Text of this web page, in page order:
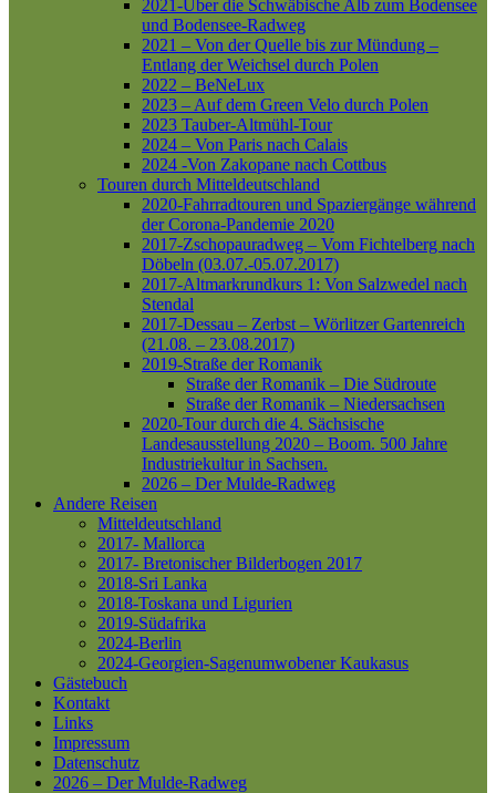
2021-Über die Schwäbische Alb zum Bodensee
und Bodensee-Radweg
2021 – Von der Quelle bis zur Mündung –
Entlang der Weichsel durch Polen
2022 – BeNeLux
2023 – Auf dem Green Velo durch Polen
2023 Tauber-Altmühl-Tour
2024 – Von Paris nach Calais
2024 -Von Zakopane nach Cottbus
Touren durch Mitteldeutschland
2020-Fahrradtouren und Spaziergänge während
der Corona-Pandemie 2020
2017-Zschopauradweg – Vom Fichtelberg nach
Döbeln (03.07.-05.07.2017)
2017-Altmarkrundkurs 1: Von Salzwedel nach
Stendal
2017-Dessau – Zerbst – Wörlitzer Gartenreich
(21.08. – 23.08.2017)
2019-Straße der Romanik
Straße der Romanik – Die Südroute
Straße der Romanik – Niedersachsen
2020-Tour durch die 4. Sächsische
Landesausstellung 2020 – Boom. 500 Jahre
Industriekultur in Sachsen.
2026 – Der Mulde-Radweg
Andere Reisen
Mitteldeutschland
2017- Mallorca
2017- Bretonischer Bilderbogen 2017
2018-Sri Lanka
2018-Toskana und Ligurien
2019-Südafrika
2024-Berlin
2024-Georgien-Sagenumwobener Kaukasus
Gästebuch
Kontakt
Links
Impressum
Datenschutz
2026 – Der Mulde-Radweg